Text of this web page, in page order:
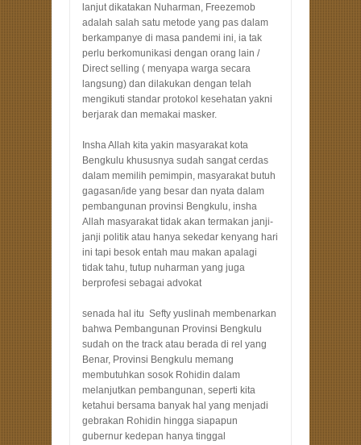
lanjut dikatakan Nuharman, Freezemob
adalah salah satu metode yang pas dalam
berkampanye di masa pandemi ini, ia tak
perlu berkomunikasi dengan orang lain /
Direct selling ( menyapa warga secara
langsung) dan dilakukan dengan telah
mengikuti standar protokol kesehatan yakni
berjarak dan memakai masker.
Insha Allah kita yakin masyarakat kota
Bengkulu khususnya sudah sangat cerdas
dalam memilih pemimpin, masyarakat butuh
gagasan/ide yang besar dan nyata dalam
pembangunan provinsi Bengkulu, insha
Allah masyarakat tidak akan termakan janji-
janji politik atau hanya sekedar kenyang hari
ini tapi besok entah mau makan apalagi
tidak tahu, tutup nuharman yang juga
berprofesi sebagai advokat
senada hal itu Sefty yuslinah membenarkan
bahwa Pembangunan Provinsi Bengkulu
sudah on the track atau berada di rel yang
Benar, Provinsi Bengkulu memang
membutuhkan sosok Rohidin dalam
melanjutkan pembangunan, seperti kita
ketahui bersama banyak hal yang menjadi
gebrakan Rohidin hingga siapapun
gubernur kedepan hanya tinggal